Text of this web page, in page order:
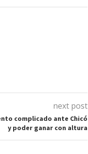
next post
complicado ante Chicó
y poder ganar con altura